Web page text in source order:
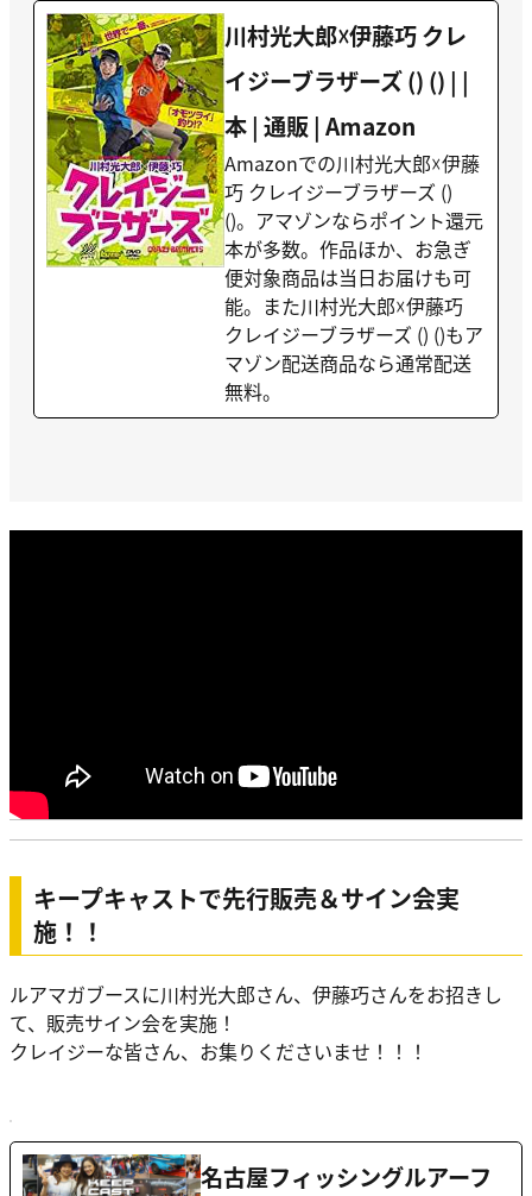
川村光大郎☓伊藤巧 クレ
イジーブラザーズ () () | |
本 | 通販 | Amazon
Amazonでの川村光大郎☓伊藤
巧 クレイジーブラザーズ ()
()。アマゾンならポイント還元
本が多数。作品ほか、お急ぎ
便対象商品は当日お届けも可
能。また川村光大郎☓伊藤巧
クレイジーブラザーズ () ()もア
マゾン配送商品なら通常配送
無料。
キープキャストで先行販売＆サイン会実
施！！
ルアマガブースに川村光大郎さん、伊藤巧さんをお招きし
て、販売サイン会を実施！
クレイジーな皆さん、お集りくださいませ！！！
名古屋フィッシングルアーフ